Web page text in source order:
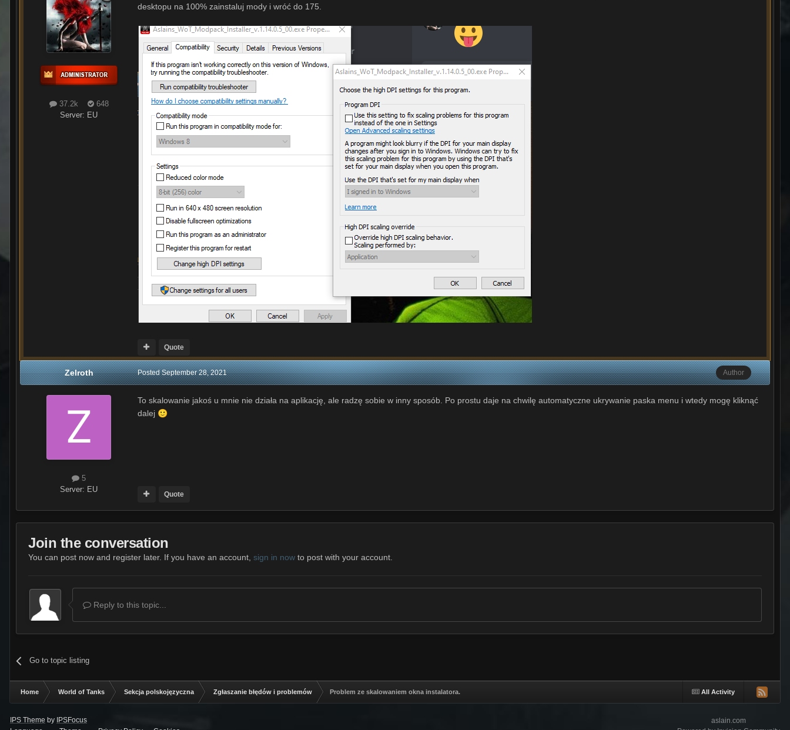
37.2k
648
Server: EU
desktopu na 100% zainstaluj mody i wróć do 175.
Quote
Zelroth
5
Server: EU
Author
PostedSeptember 28, 2021
To skalowanie jakoś u mnie nie działa na aplikację, ale radzę sobie w inny sposób. Po prostu daje na chwilę automatyczne ukrywanie paska menu i wtedy mogę kliknąć
dalej 🙂
Quote
Join the conversation
You can post now and register later. If you have an account, sign in now to post with your account.
Reply to this topic...
Go to topic listing
All Activity
Home World of Tanks Sekcja polskojęzyczna Zgłaszanie błędów i problemów Problem ze skalowaniem okna instalatora.
IPS Theme by IPSFocus
aslain.com